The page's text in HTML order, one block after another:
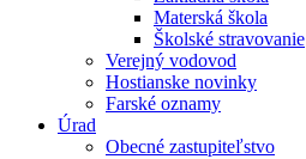
Materská škola
Školské stravovanie
Verejný vodovod
Hostianske novinky
Farské oznamy
Úrad
Obecné zastupiteľstvo